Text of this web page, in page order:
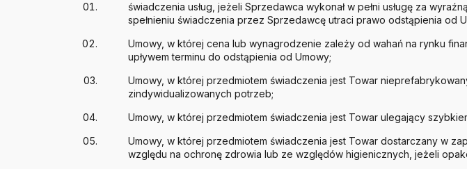
świadczenia usług, jeżeli Sprzedawca wykonał w pełni usługę za
spełnieniu świadczenia przez Sprzedawcę utraci prawo odstąpienia od
Umowy, w której cena lub wynagrodzenie zależy od wahań na rynku
upływem terminu do odstąpienia od Umowy;
Umowy, w której przedmiotem świadczenia jest Towar
zindywidualizowanych potrzeb;
Umowy, w której przedmiotem świadczenia jest Towar ulegający
Umowy, w której przedmiotem świadczenia jest Towar dostarczany w
względu na ochronę zdrowia lub ze względów higienicznych, jeżeli